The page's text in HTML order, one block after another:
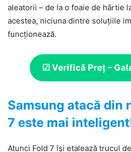
aleatorii – de la o foaie de hârtie
acestea, niciuna dintre soluțiile
funcționează.
☑ Verifică Preț –
Samsung atacă din
7 este mai
Atunci Fold 7 își etalează trucul